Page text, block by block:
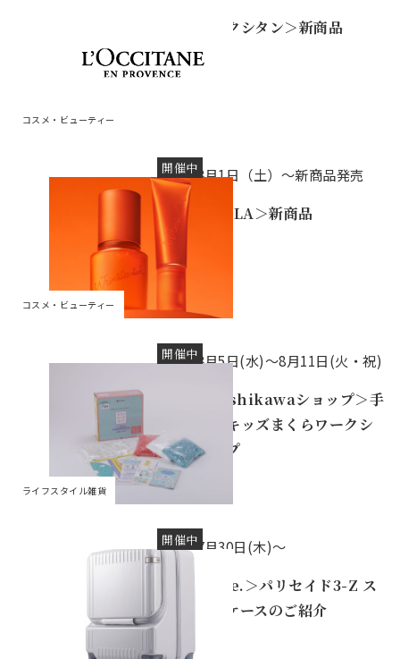
コスメ・ビューティー
＜ロクシタン＞新商品
開催中
コスメ・ビューティー
8月1日（土）～新商品発売
＜POLA＞新商品
開催中
ライフスタイル雑貨
8月5日(水)〜8月11日(火・祝)
＜nishikawaショップ＞手
作りキッズまくらワークシ
ョップ
開催中7月30日(木)～
＜ace.＞パリセイド3-Z ス
ーツケースのご紹介